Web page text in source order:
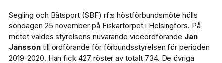
Segling och Båtsport (SBF) rf:s höstförbundsmöte hölls
söndagen 25 november på Fiskartorpet i Helsingfors. På
mötet valdes styrelsens nuvarande viceordförande Jan
Janssontill ordförande för förbundsstyrelsen för perioden
2019-2020. Han fick 427 röster av totalt 734. De övriga